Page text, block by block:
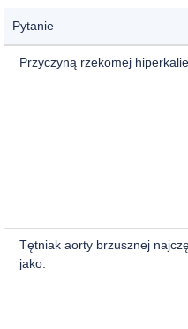
Pytanie
Przyczyną rzekomej
Tętniak aorty brzusznej
jako: